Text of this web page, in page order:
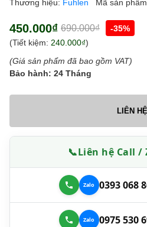
Thương hiệu: Fuhlen Mã sản
450.000₫ 690.000₫
-35%
(Tiết kiệm: 240.000₫)
(Giá sản phẩm đã bao gồm VAT)
Bảo hành: 24 Tháng
LIÊN HỆ
📞Liên hệ Call /
0393 068
0975 530